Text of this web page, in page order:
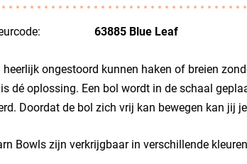
63885 Blue Leaf
ongestoord kunnen haken of breien
dé oplossing. Een bol wordt in de schaal
Doordat de bol zich vrij kan bewegen kan jij
Bowls zijn verkrijgbaar in verschillende